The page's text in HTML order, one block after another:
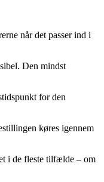
når det passer ind i
Den mindst
for den
køres igennem
i de fleste tilfælde – om